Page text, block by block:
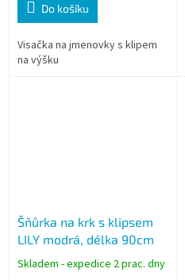
Do košíku
Visačka na jmenovky s klipem
na výšku
Šňůrka na krk s klipsem
LILY modrá, délka 90cm
Skladem - expedice 2 prac. dny